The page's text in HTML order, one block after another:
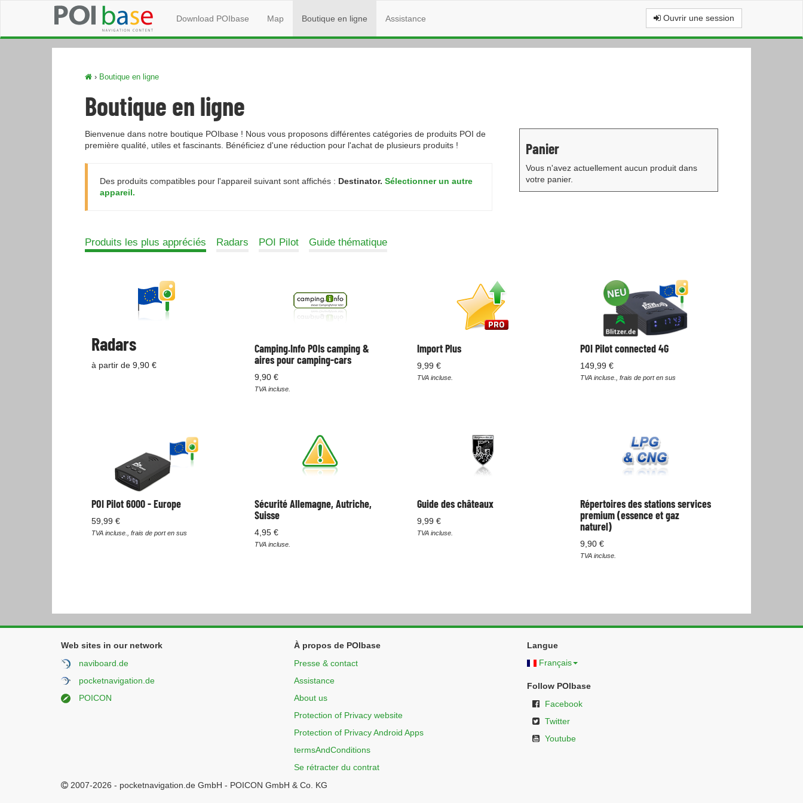
Download POIbase Map Boutique en ligne Assistance Ouvrir une session
› Boutique en ligne
Boutique en ligne
Bienvenue dans notre boutique POIbase ! Nous vous proposons différentes catégories de produits POI de
première qualité, utiles et fascinants. Bénéficiez d'une réduction pour l'achat de plusieurs produits !
Panier
Vous n'avez actuellement aucun produit dans
votre panier.
Des produits compatibles pour l'appareil suivant sont affichés : Destinator. Sélectionner un autre
appareil.
Produits les plus appréciés Radars POI Pilot Guide thématique
Radars
à partir de 9,90 €
Camping.Info POIs camping &
aires pour camping-cars
9,90 €
TVA incluse.
Import Plus
9,99 €
TVA incluse.
POI Pilot connected 4G
149,99 €
TVA incluse., frais de port en sus
POI Pilot 6000 - Europe
59,99 €
TVA incluse., frais de port en sus
Sécurité Allemagne, Autriche,
Suisse
4,95 €
TVA incluse.
Guide des châteaux
9,99 €
TVA incluse.
Répertoires des stations services
premium (essence et gaz
naturel)
9,90 €
TVA incluse.
Web sites in our network
naviboard.de
pocketnavigation.de
POICON
À propos de POIbase
Presse & contact
Assistance
About us
Protection of Privacy website
Protection of Privacy Android Apps
termsAndConditions
Se rétracter du contrat
Langue
Français
Follow POIbase
Facebook
Twitter
Youtube
2007-2026 - pocketnavigation.de GmbH - POICON GmbH & Co. KG